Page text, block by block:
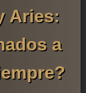
Aries:
a